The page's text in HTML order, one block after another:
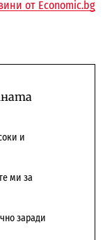
от Economic.bg
и
ми за
заради